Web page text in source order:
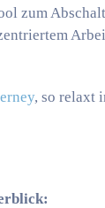
zum
, so relaxt